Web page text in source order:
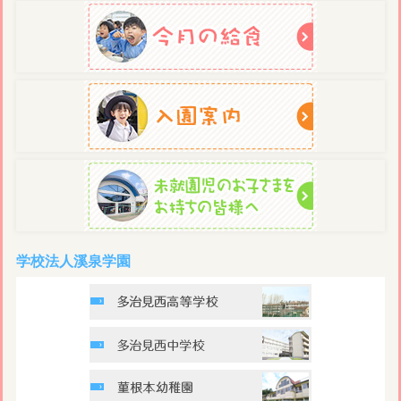
学校法人溪泉学園